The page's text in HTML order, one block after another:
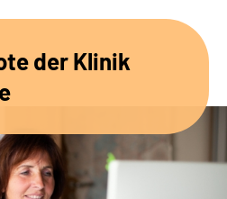
der Klinik